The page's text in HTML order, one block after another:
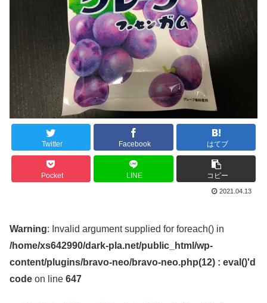
Twitter Facebook はてブ
Pocket LINE コピー
2021.04.13
Warning: Invalid argument supplied for foreach() in
/home/xs642990/dark-pla.net/public_html/wp-
content/plugins/bravo-neo/bravo-neo.php(12) : eval()'d
code on line 647